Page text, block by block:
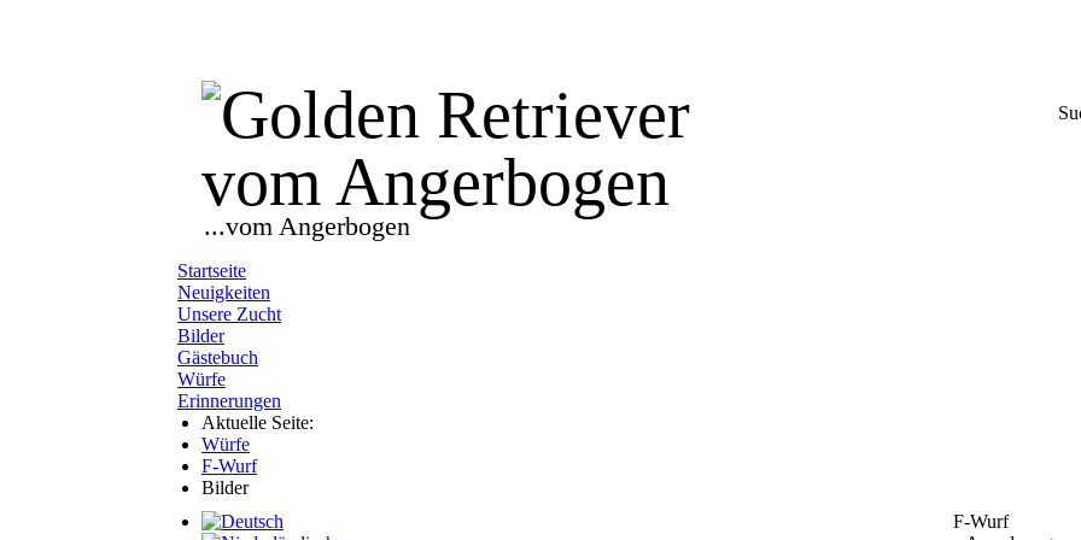
...vom Angerbogen
Startseite
Neuigkeiten
Unsere Zucht
Bilder
Gästebuch
Würfe
Erinnerungen
Aktuelle Seite:
Würfe
F-Wurf
Bilder
F-Wurf